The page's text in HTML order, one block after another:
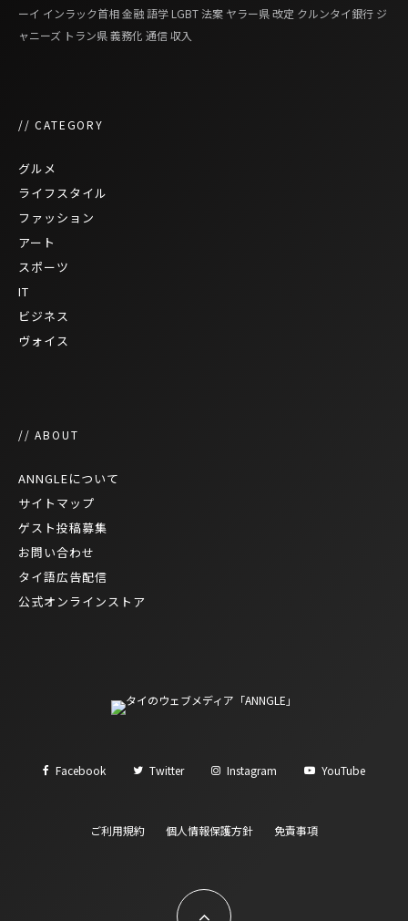
ーイ インラック首相金融語学LGBT法案 ヤラー県改定 クルンタイ銀行 ジ
ャニーズ トラン県義務化 通信収入
// CATEGORY
グルメ
ライフスタイル
ファッション
アート
スポーツ
IT
ビジネス
ヴォイス
// ABOUT
ANNGLEについて
サイトマップ
ゲスト投稿募集
お問い合わせ
タイ語広告配信
公式オンラインストア
Facebook Twitter Instagram YouTube
ご利用規約 個人情報保護方針 免責事項